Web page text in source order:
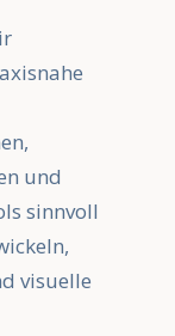
und
sinnvoll
visuelle